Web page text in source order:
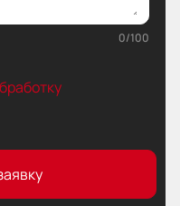
0/100